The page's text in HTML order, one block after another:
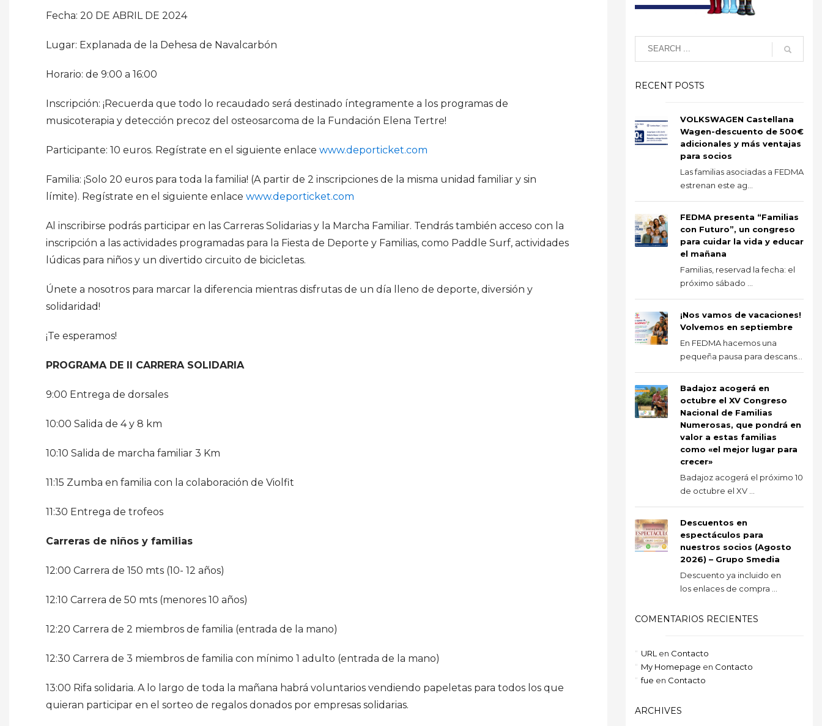
Fecha: 20 DE ABRIL DE 2024
Lugar: Explanada de la Dehesa de Navalcarbón
Horario: de 9:00 a 16:00
Inscripción: ¡Recuerda que todo lo recaudado será destinado íntegramente a los programas de
musicoterapia y detección precoz del osteosarcoma de la Fundación Elena Tertre!
Participante: 10 euros. Regístrate en el siguiente enlace www.deporticket.com
Familia: ¡Solo 20 euros para toda la familia! (A partir de 2 inscripciones de la misma unidad familiar y sin
límite). Regístrate en el siguiente enlace www.deporticket.com
Al inscribirse podrás participar en las Carreras Solidarias y la Marcha Familiar. Tendrás también acceso con la
inscripción a las actividades programadas para la Fiesta de Deporte y Familias, como Paddle Surf, actividades
lúdicas para niños y un divertido circuito de bicicletas.
Únete a nosotros para marcar la diferencia mientras disfrutas de un día lleno de deporte, diversión y
solidaridad!
¡Te esperamos!
PROGRAMA DE II CARRERA SOLIDARIA
9:00 Entrega de dorsales
10:00 Salida de 4 y 8 km
10:10 Salida de marcha familiar 3 Km
11:15 Zumba en familia con la colaboración de Violfit
11:30 Entrega de trofeos
Carreras de niños y familias
12:00 Carrera de 150 mts (10- 12 años)
12:10 Carrera de 50 mts (menores 10 años)
12:20 Carrera de 2 miembros de familia (entrada de la mano)
12:30 Carrera de 3 miembros de familia con mínimo 1 adulto (entrada de la mano)
13:00 Rifa solidaria. A lo largo de toda la mañana habrá voluntarios vendiendo papeletas para todos los que
quieran participar en el sorteo de regalos donados por empresas solidarias.
RECENT POSTS
VOLKSWAGEN Castellana
Wagen-descuento de 500€
adicionales y más ventajas
para socios
Las familias asociadas a FEDMA
estrenan este ag...
FEDMA presenta “Familias
con Futuro”, un congreso
para cuidar la vida y educar
el mañana
Familias, reservad la fecha: el
próximo sábado ...
¡Nos vamos de vacaciones!
Volvemos en septiembre
En FEDMA hacemos una
pequeña pausa para descans...
Badajoz acogerá en
octubre el XV Congreso
Nacional de Familias
Numerosas, que pondrá en
valor a estas familias
como «el mejor lugar para
crecer»
Badajoz acogerá el próximo 10
de octubre el XV ...
Descuentos en
espectáculos para
nuestros socios (Agosto
2026) – Grupo Smedia
Descuento ya incluido en
los enlaces de compra ...
COMENTARIOS RECIENTES
URL en Contacto
My Homepage en Contacto
fue en Contacto
ARCHIVES